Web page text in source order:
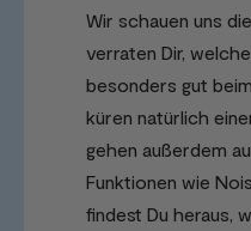
Wir schauen uns
verraten Dir,
besonders gut
küren natürlich
gehen außerdem
Funktionen wie
findest Du heraus,